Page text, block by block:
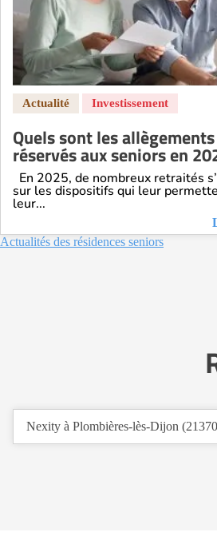
Quels sont les
réservés aux seniors en
En 2025, de nombreux retraités
sur les dispositifs qui leur
leur...
Actualités des résidences seniors
Nexity à Plombières-lès-Dijon